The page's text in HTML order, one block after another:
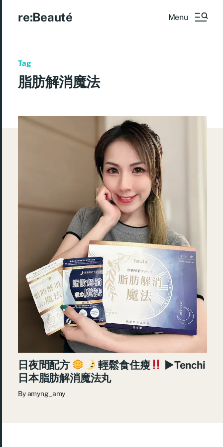
re:Beauté Menu
Tag
脂肪解消魔法
日夜間配方 輕鬆食住瘦
►Tenchi
日本脂肪解消魔法丸
Byamyng_amy